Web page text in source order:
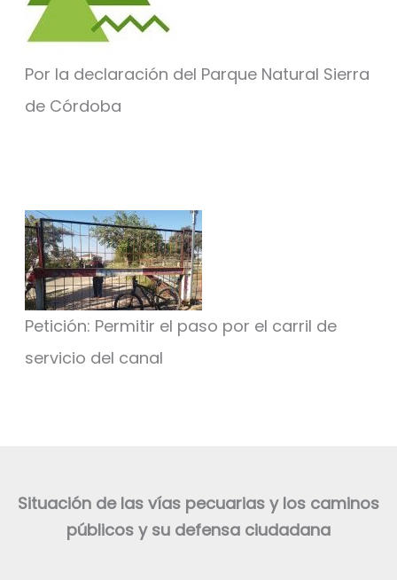
Por la declaración del Parque Natural Sierra
de Córdoba
Petición: Permitir el paso por el carril de
servicio del canal
Situación de las vías pecuarias y los caminos
públicos y su defensa ciudadana